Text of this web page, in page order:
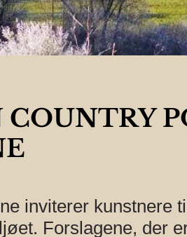
inviterer kunstnere
Forslagene, der